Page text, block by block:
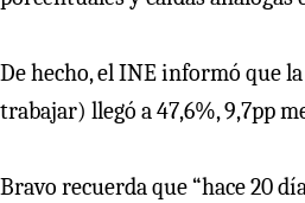
De hecho, el INE informó que
trabajar) llegó a 47,6%, 9,7pp
Bravo recuerda que “hace 20